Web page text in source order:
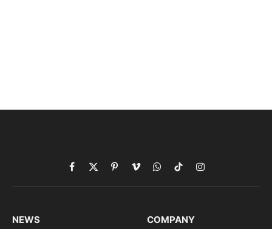
Facebook
X
(Twitter)
PinterestVimeoWhatsApp
TikTokInstagram
NEWS COMPANY